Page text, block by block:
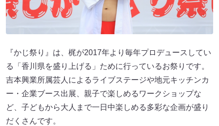
『かじ祭り』は、梶が2017年より毎年プロデュースしてい
る「香川県を盛り上げる」ために行っているお祭りです。
吉本興業所属芸人によるライブステージや地元キッチンカ
ー・企業ブース出展、親子で楽しめるワークショップな
ど、子どもから大人まで一日中楽しめる多彩な企画が盛り
だくさんです。